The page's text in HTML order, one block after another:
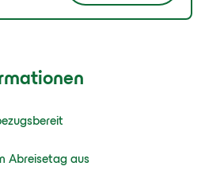
Abreisetag aus